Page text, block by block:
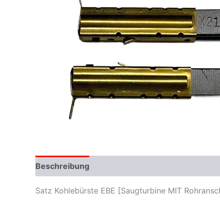
Beschreibung
Satz Kohlebürste EBE [Saugturbine MIT